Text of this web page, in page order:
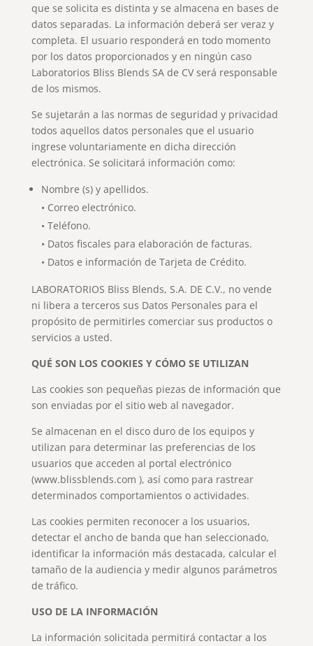
que se solicita es distinta y se almacena en bases de
datos separadas. La información deberá ser veraz y
completa. El usuario responderá en todo momento
por los datos proporcionados y en ningún caso
Laboratorios Bliss Blends SA de CV será responsable
de los mismos.
Se sujetarán a las normas de seguridad y privacidad
todos aquellos datos personales que el usuario
ingrese voluntariamente en dicha dirección
electrónica. Se solicitará información como:
Nombre (s) y apellidos.
• Correo electrónico.
• Teléfono.
• Datos fiscales para elaboración de facturas.
• Datos e información de Tarjeta de Crédito.
LABORATORIOS Bliss Blends, S.A. DE C.V., no vende
ni libera a terceros sus Datos Personales para el
propósito de permitirles comerciar sus productos o
servicios a usted.
QUÉ SON LOS COOKIES Y CÓMO SE UTILIZAN
Las cookies son pequeñas piezas de información que
son enviadas por el sitio web al navegador.
Se almacenan en el disco duro de los equipos y
utilizan para determinar las preferencias de los
usuarios que acceden al portal electrónico
(www.blissblends.com ), así como para rastrear
determinados comportamientos o actividades.
Las cookies permiten reconocer a los usuarios,
detectar el ancho de banda que han seleccionado,
identificar la información más destacada, calcular el
tamaño de la audiencia y medir algunos parámetros
de tráfico.
USO DE LA INFORMACIÓN
La información solicitada permitirá contactar a los